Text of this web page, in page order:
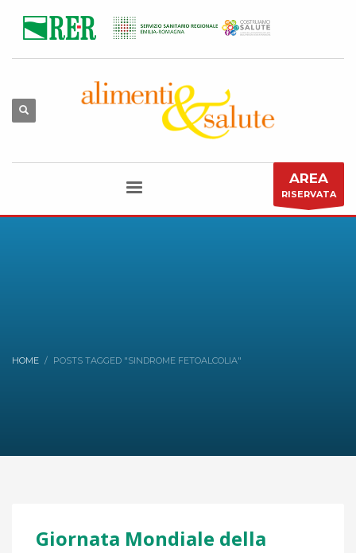
AREA
RISERVATA
HOME POSTS TAGGED "SINDROME FETOALCOLIA"
Giornata Mondiale della